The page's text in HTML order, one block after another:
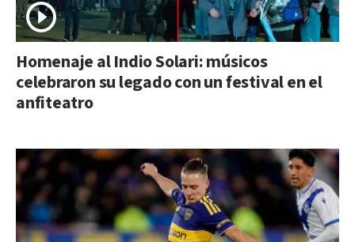
Homenaje al Indio Solari: músicos
celebraron su legado con un festival en el
anfiteatro